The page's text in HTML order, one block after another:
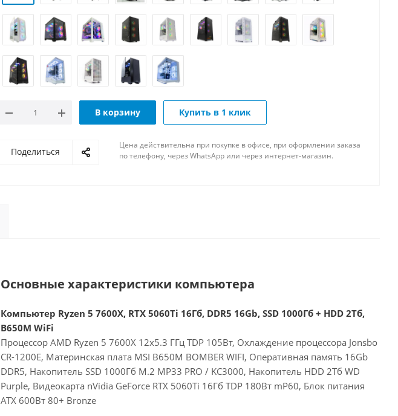
В корзину Купить в 1 клик
Поделиться
Цена действительна при покупке в офисе, при оформлении заказа
по телефону, через WhatsApp или через интернет-магазин.
Основные характеристики компьютера
Компьютер Ryzen 5 7600X, RTX 5060Ti 16Гб, DDR5 16Gb, SSD 1000Гб + HDD 2Тб,
B650M WiFi
Процессор AMD Ryzen 5 7600X 12x5.3 ГГц TDP 105Вт, Охлаждение процессора Jonsbo
CR-1200E, Материнская плата MSI B650M BOMBER WIFI, Оперативная память 16Gb
DDR5, Накопитель SSD 1000Гб M.2 MP33 PRO / KC3000, Накопитель HDD 2Тб WD
Purple, Видеокарта nVidia GeForce RTX 5060Ti 16Гб TDP 180Вт mP60, Блок питания
ATX 600Вт 80+ Bronze